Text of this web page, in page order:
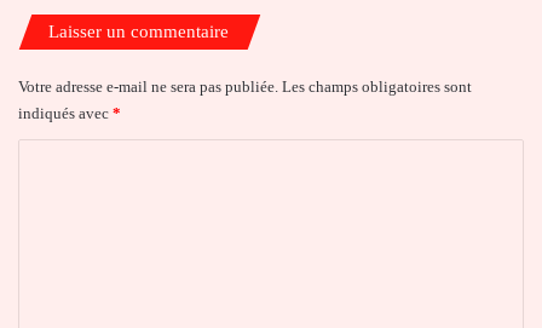
Laisser un commentaire
Votre adresse e-mail ne sera pas publiée. Les champs obligatoires sont
indiqués avec *